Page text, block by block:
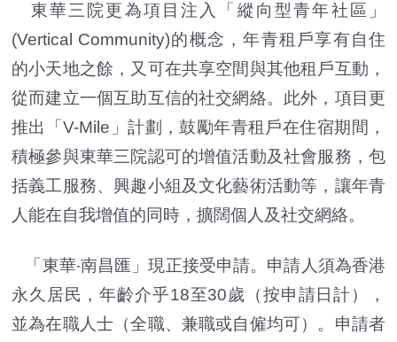
東華三院更為項目注入「縱向型青年社區」
(Vertical Community)的概念，年青租戶享有自住
的小天地之餘，又可在共享空間與其他租戶互動，
從而建立一個互助互信的社交網絡。此外，項目更
推出「V-Mile」計劃，鼓勵年青租戶在住宿期間，
積極參與東華三院認可的增值活動及社會服務，包
括義工服務、興趣小組及文化藝術活動等，讓年青
人能在自我增值的同時，擴闊個人及社交網絡。
「東華‧南昌匯」現正接受申請。申請人須為香港
永久居民，年齡介乎18至30歲（按申請日計），
並為在職人士（全職、兼職或自僱均可）。申請者